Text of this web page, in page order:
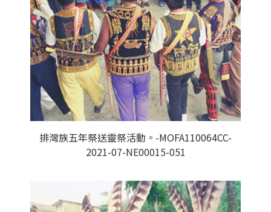
排灣族五年祭送靈祭活動。-MOFA110064CC-
2021-07-NE00015-051